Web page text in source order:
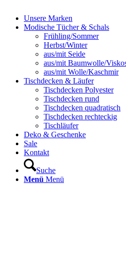
Unsere Marken
Modische Tücher & Schals
Frühling/Sommer
Herbst/Winter
aus/mit Seide
aus/mit Baumwolle/
aus/mit Wolle/Kaschmir
Tischdecken & Läufer
Tischdecken Polyester
Tischdecken rund
Tischdecken quadratisch
Tischdecken rechteckig
Tischläufer
Deko & Geschenke
Sale
Kontakt
Suche
Menü Menü